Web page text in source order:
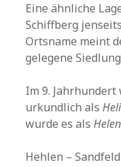
Eine ähnliche
Schiffberg
Ortsname meint
gelegene
Im 9.
urkundlich alsHeli
wurde es alsHelen
Hehlen –